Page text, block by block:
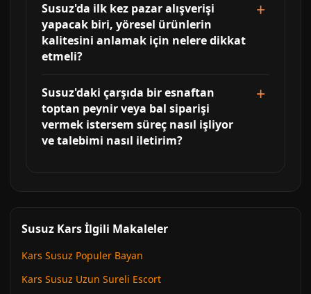
Susuz'da ilk kez pazar alışverişi
yapacak biri, yöresel ürünlerin
kalitesini anlamak için nelere dikkat
etmeli?
Susuz'daki çarşıda bir esnaftan
toptan peynir veya bal siparişi
vermek istersem süreç nasıl işliyor
ve talebimi nasıl iletirim?
Susuz Kars İlgili Makaleler
Kars Susuz Populer Bayan
Kars Susuz Uzun Sureli Escort